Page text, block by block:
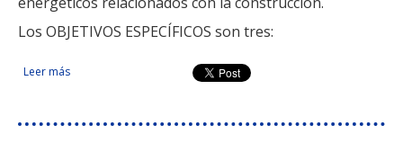
Los OBJETIVOS ESPECÍFICOS son tres:
Leer más sobre Promoción de inversión empresarial en innovación de
productos energéticos para edificación